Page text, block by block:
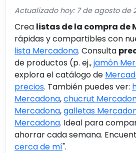
Actualizado hoy: 7 de agosto de
Crea listas de la compra de
rápidas y compartibles con
lista Mercadona. Consulta
de productos (p. ej.,jamón
explora el catálogo de
precios. También puedes ver:
Mercadona,chucrut
Mercadona,galletas
Mercadona. Ideal para
ahorrar cada semana.
cerca de mí".